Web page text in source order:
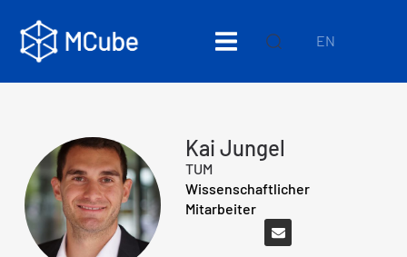
EN
Kai Jungel
TUM
Wissenschaftlicher
Mitarbeiter